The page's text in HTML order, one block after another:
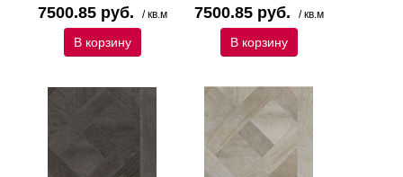
7500.85 руб. / кв.м
В корзину
7500.85 руб. / кв.м
В корзину